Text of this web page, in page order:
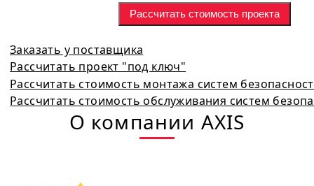
Рассчитать стоимость проекта
Заказать у поставщика
Рассчитать проект "под ключ"
Рассчитать стоимость монтажа систем
Рассчитать стоимость обслуживания систем
О компании AXIS